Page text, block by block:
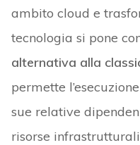
ambito cloud e
tecnologia si pone
alternativa alla
permette
sue relative
risorse